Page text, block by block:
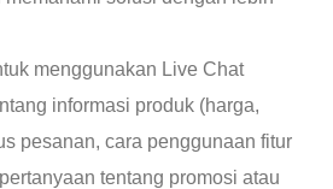
menggunakan Live Chat
informasi produk (harga,
pesanan, cara penggunaan fitur
tentang promosi atau